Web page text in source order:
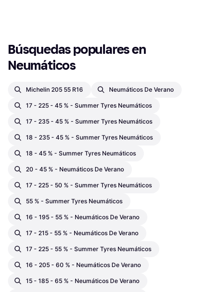
Búsquedas populares en
Neumáticos
Michelin 205 55 R16 Neumáticos De Verano
17 - 225 - 45 % - Summer Tyres Neumáticos
17 - 235 - 45 % - Summer Tyres Neumáticos
18 - 235 - 45 % - Summer Tyres Neumáticos
18 - 45 % - Summer Tyres Neumáticos
20 - 45 % - Neumáticos De Verano
17 - 225 - 50 % - Summer Tyres Neumáticos
55 % - Summer Tyres Neumáticos
16 - 195 - 55 % - Neumáticos De Verano
17 - 215 - 55 % - Neumáticos De Verano
17 - 225 - 55 % - Summer Tyres Neumáticos
16 - 205 - 60 % - Neumáticos De Verano
15 - 185 - 65 % - Neumáticos De Verano